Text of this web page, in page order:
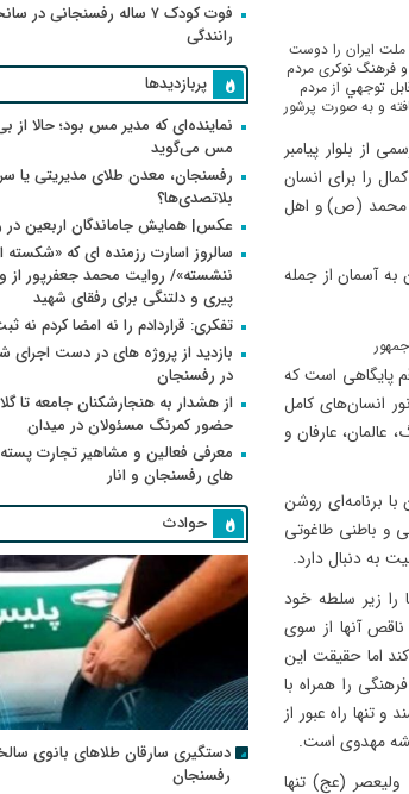
ملت ایران را دوست
فرهنگ نوکری مردم
توجهي از مردم
و به صورت پرشور
از بلوار پیامبر
را برای انسان
محمد (ص) و اهل
آسمان از جمله
پایگاهی است که
انسان‌های کامل
عارفان و
برنامه‌ای روشن
و باطنی طاغوتی
به دنبال دارد.
را زیر سلطه خود
آنها از سوی
اما حقیقت این
را همراه با
تنها راه عبور از
مهدوی است.
(عج) تنها
فوت کودک ۷ ساله رفسنجانی در
رانندگی
پربازدیدها
نماینده‌ای که مدیر مس بود؛ حالا از
مس می‌گوید
رفسنجان، معدن طلای مدیریتی یا
بلاتصدی‌ها؟
عکس| همایش جاماندگان اربعین در
سالروز اسارت رزمنده ای که «شکسته
پیری و دلتنگی برای رفقای شهید
تفکری: قراردادم را نه امضا کردم نه
بازدید از پروژه های در دست
در رفسنجان
از هشدار به هنجارشکنان جامعه تا
حضور کمرنگ مسئولان در میدان
معرفی فعالین و مشاهیر تجارت
های رفسنجان و انار
حوادث
دستگیری سارقان طلاهای بانوی
رفسنجان